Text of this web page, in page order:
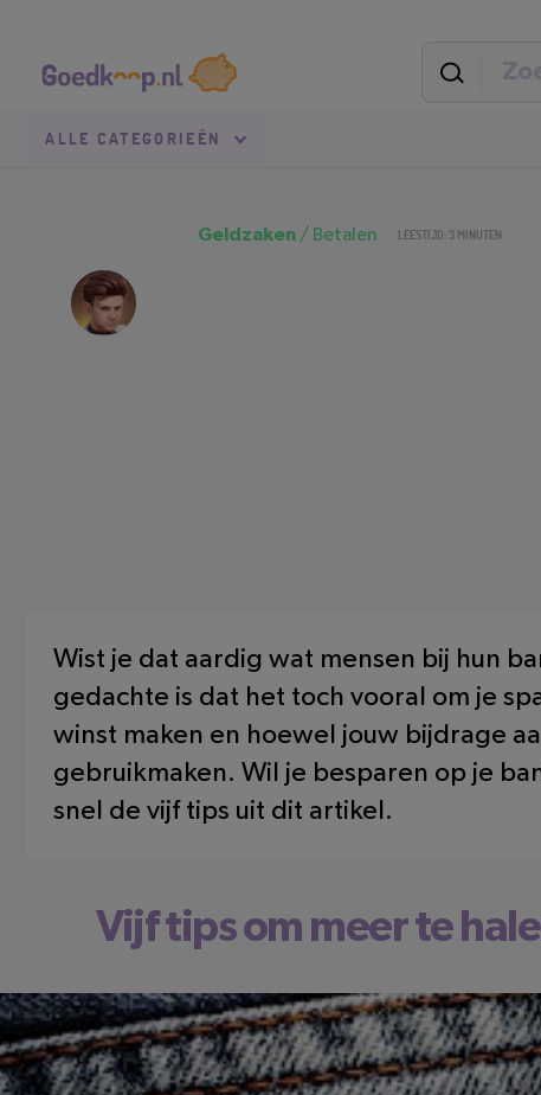
inhoud
ALLE CATEGORIEËN
Geldzaken/ Betalen LEESTIJD: 3 MINUTEN
Wist je dat aardig wat mensen bij hun
gedachte is dat het toch vooral om je
winst maken en hoewel jouw bijdrage
gebruikmaken. Wil je besparen op je
snel de vijf tips uit dit artikel.
Vijf tips om meer te